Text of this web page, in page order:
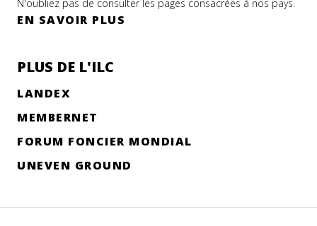
N'oubliez pas de consulter les pages consacrées à nos pays.
EN SAVOIR PLUS
PLUS DE L'ILC
LANDEX
MEMBERNET
FORUM FONCIER MONDIAL
UNEVEN GROUND